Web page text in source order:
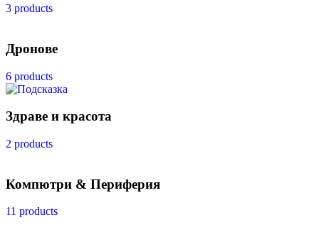
3 products
Дронове
6 products
Здраве и красота
2 products
Компютри & Периферия
11 products